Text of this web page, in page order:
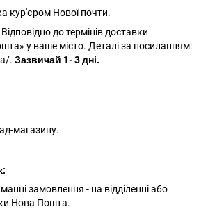
кур'єром Нової почти.
Відповідно до термінів доставки
у ваше місто. Деталі за посиланням:
. Зазвичай 1- 3 дні.
магазину.
замовлення - на відділенні або
Нова Пошта.